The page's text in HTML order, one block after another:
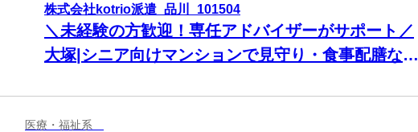
株式会社kotrio派遣_品川_101504
＼未経験の方歓迎！専任アドバイザーがサポート／
大塚|シニア向けマンションで見守り・食事配膳など
医療・福祉系